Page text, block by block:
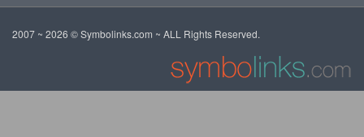
2007 ~ 2026 © Symbolinks.com ~ ALL Rights Reserved.